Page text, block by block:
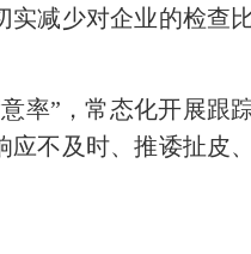
减少对企业的检查
率”，常态化开展跟
不及时、推诿扯皮